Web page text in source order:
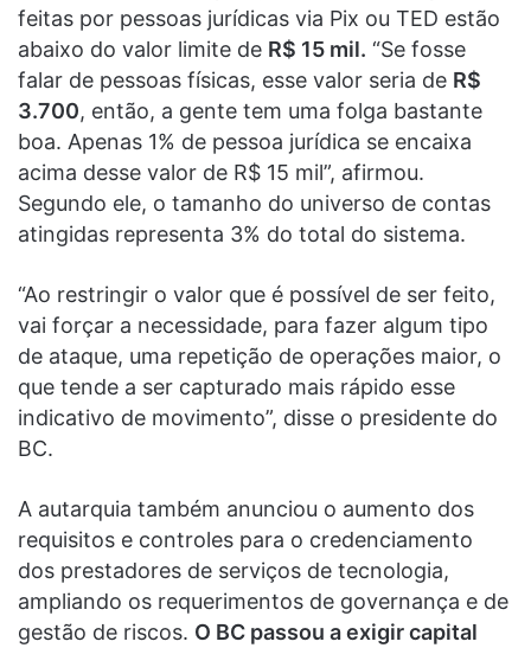
feitas por pessoas jurídicas via Pix ou TED estão
abaixo do valor limite de R$ 15 mil. “Se fosse
falar de pessoas físicas, esse valor seria de R$
3.700, então, a gente tem uma folga bastante
boa. Apenas 1% de pessoa jurídica se encaixa
acima desse valor de R$ 15 mil”, afirmou.
Segundo ele, o tamanho do universo de contas
atingidas representa 3% do total do sistema.
“Ao restringir o valor que é possível de ser feito,
vai forçar a necessidade, para fazer algum tipo
de ataque, uma repetição de operações maior, o
que tende a ser capturado mais rápido esse
indicativo de movimento”, disse o presidente do
BC.
A autarquia também anunciou o aumento dos
requisitos e controles para o credenciamento
dos prestadores de serviços de tecnologia,
ampliando os requerimentos de governança e de
gestão de riscos. O BC passou a exigir capital